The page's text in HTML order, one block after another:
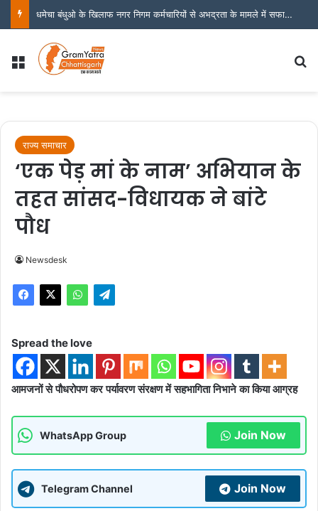
धमेचा बंधुओ के खिलाफ नगर निगम कर्मचारियों से अभद्रता के मामले में सफाई कर्मचारी महासंघ भी उतरा मैदान में
Menu
राज्य समाचार
‘एक पेड़ मां के नाम’ अभियान के
तहत सांसद-विधायक ने बांटे
पौध
Newsdesk
Spread the love
आमजनों से पौधरोपण कर पर्यावरण संरक्षण में सहभागिता निभाने का किया आग्रह
WhatsApp Group Join Now
Telegram Channel Join Now